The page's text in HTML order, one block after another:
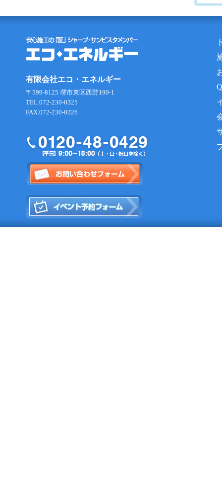
有限会社エコ・エネルギー
〒599-8125 堺市東区西野190-1
TEL.072-230-0325
FAX.072-230-0326